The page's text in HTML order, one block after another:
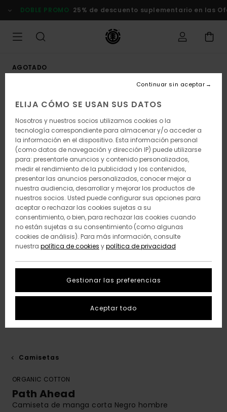
la
DOBLE PROMO 25% de descuento suplementario en las
AGOTADO
Camisetas
ORGANIC COTTON
Path Ahead
Camiseta de manga corta Negro hombre
ELIJA CÓMO SE USAN SUS DATOS
Nosotros y nuestros socios utilizamos cookies o la
tecnología correspondiente para almacenar y/o acceder a
la información en el dispositivo. Esta información personal
(como datos de navegación y dirección IP) puede utilizarse
para: presentarle anuncios y contenido personalizados,
medir el rendimiento de la publicidad y los contenidos,
presentar las anuncios personalizados, conocer mejor a
nuestra audiencia, desarrollar y mejorar los productos de
nuestros socios. Usted puede configurar sus opciones para
aceptar o rechazar las cookies sujetas a su
consentimiento, o bien, para rechazar las cookies cuando
no están sujetas a su consentimiento (como algunas
cookies de análisis). Para más información, consulte
nuestra política de cookies ypolítica de privacidad
Gestionar las preferencias
Continuar sin aceptar
Aceptar todo